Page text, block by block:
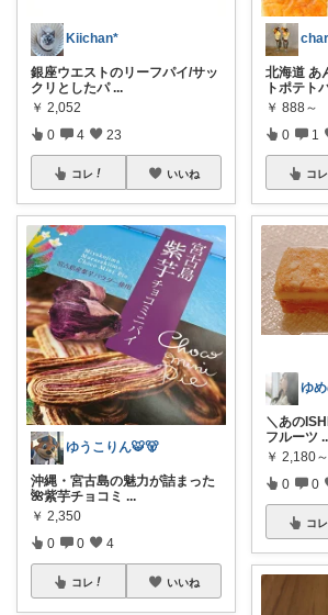
Kiichan*
銀座ウエストのリーフパイ/サッ
クリとしたパ ...
￥ 2,052
0 4 23
コレ いいね
ゆうこりん🐯🐻
沖縄・宮古島の魅力が詰まった
🌺紫芋チョコミ ...
￥ 2,350
0 0 4
コレ いいね
北海道 あ
トポテト
￥ 888～
0 1
コレ
ゆ
＼あの
フルーツ
￥ 2,180～
0 0
コレ